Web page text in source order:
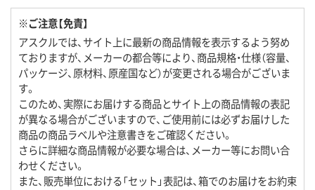
※ご注意【免責】
アスクルでは、サイト上に最新の商品情報を表示するよう努め
ておりますが、メーカーの都合等により、商品規格・仕様（容量、
パッケージ、原材料、原産国など）が変更される場合がございま
す。
このため、実際にお届けする商品とサイト上の商品情報の表記
が異なる場合がございますので、ご使用前には必ずお届けした
商品の商品ラベルや注意書きをご確認ください。
さらに詳細な商品情報が必要な場合は、メーカー等にお問い合
わせください。
また、販売単位における「セット」表記は、箱でのお届けをお約束